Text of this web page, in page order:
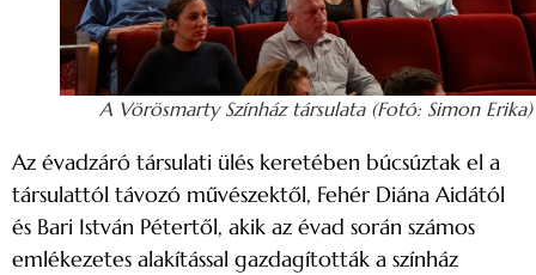
A Vörösmarty Színház társulata (Fotó: Simon Erika)
Az évadzáró társulati ülés keretében búcsúztak el a
társulattól távozó művészektől, Fehér Diána Aidától
és Bari István Pétertől, akik az évad során számos
emlékezetes alakítással gazdagították a színház